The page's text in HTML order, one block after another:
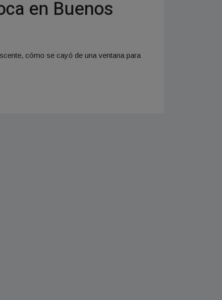
en Buenos
cómo se cayó de una ventana para